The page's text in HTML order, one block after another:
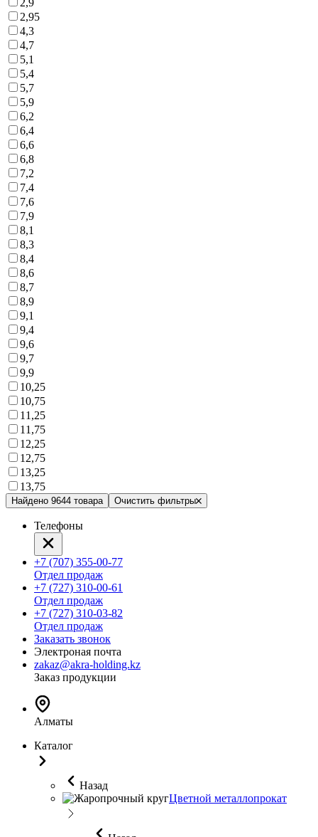
2,9
2,95
4,3
4,7
5,1
5,4
5,7
5,9
6,2
6,4
6,6
6,8
7,2
7,4
7,6
7,9
8,1
8,3
8,4
8,6
8,7
8,9
9,1
9,4
9,6
9,7
9,9
10,25
10,75
11,25
11,75
12,25
12,75
13,25
13,75
Найдено 9644 товара Очистить фильтры
Телефоны
+7 (707) 355-00-77
Отдел продаж
+7 (727) 310-00-61
Отдел продаж
+7 (727) 310-03-82
Отдел продаж
Заказать звонок
Электроная почта
zakaz@akra-holding.kz
Заказ продукции
Алматы
Каталог
Назад
Цветной металлопрокат